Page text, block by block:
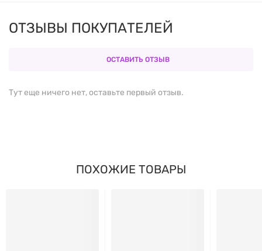
ОТЗЫВЫ ПОКУПАТЕЛЕЙ
ОСТАВИТЬ ОТЗЫВ
Тут еще ничего нет, оставьте первый отзыв.
ПОХОЖИЕ ТОВАРЫ